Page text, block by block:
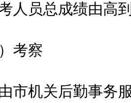
人员总成绩由高
考察
机关后勤事务服